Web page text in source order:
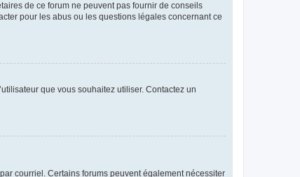
de ce forum ne peuvent pas fournir de conseils
pour les abus ou les questions légales concernant ce
que vous souhaitez utiliser. Contactez un
courriel. Certains forums peuvent également nécessiter